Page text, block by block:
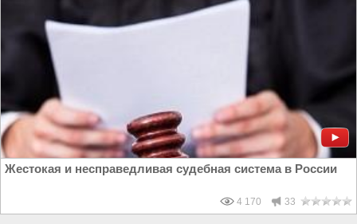
Жестокая и несправедливая судебная система в России
4 170 33